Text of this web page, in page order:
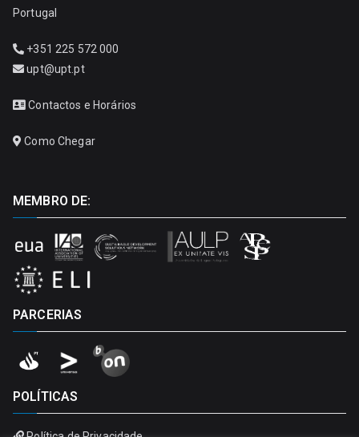
Portugal
+351 225 572 000
upt@upt.pt
Contactos e Horários
Como Chegar
MEMBRO DE:
PARCERIAS
POLÍTICAS